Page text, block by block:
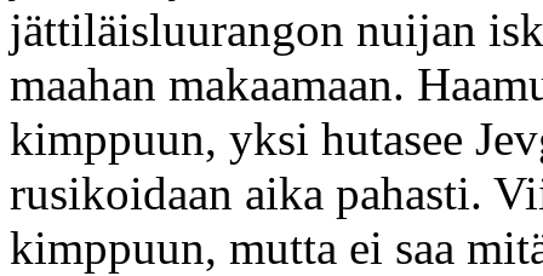
jättiläisluurangon nuijan
maahan makaamaan.
kimppuun, yksi hutasee
rusikoidaan aika pahasti.
kimppuun, mutta ei saa